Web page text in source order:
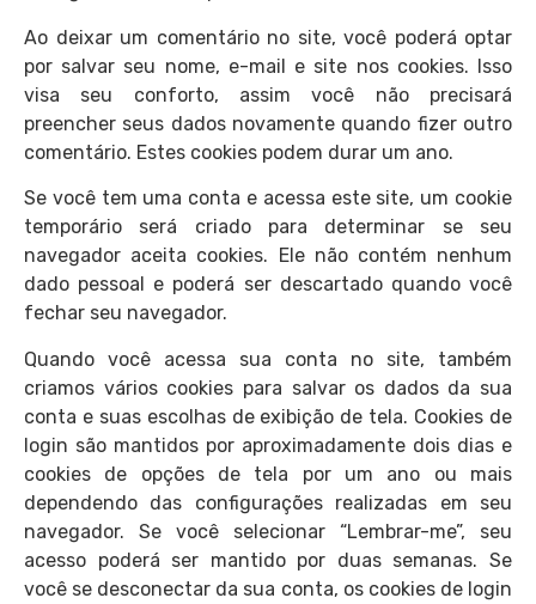
Ao deixar um comentário no site, você poderá optar
por salvar seu nome, e-mail e site nos cookies. Isso
visa seu conforto, assim você não precisará
preencher seus dados novamente quando fizer outro
comentário. Estes cookies podem durar um ano.
Se você tem uma conta e acessa este site, um cookie
temporário será criado para determinar se seu
navegador aceita cookies. Ele não contém nenhum
dado pessoal e poderá ser descartado quando você
fechar seu navegador.
Quando você acessa sua conta no site, também
criamos vários cookies para salvar os dados da sua
conta e suas escolhas de exibição de tela. Cookies de
login são mantidos por aproximadamente dois dias e
cookies de opções de tela por um ano ou mais
dependendo das configurações realizadas em seu
navegador. Se você selecionar “Lembrar-me”, seu
acesso poderá ser mantido por duas semanas. Se
você se desconectar da sua conta, os cookies de login